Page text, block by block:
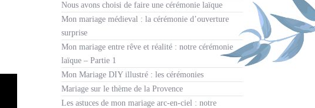
Nous avons choisi de faire une cérémonie laïque
Mon mariage médieval : la cérémonie d’ouverture
surprise
Mon mariage entre rêve et réalité : notre cérémonie
laïque – Partie 1
Mon Mariage DIY illustré : les cérémonies
Mariage sur le thème de la Provence
Les astuces de mon mariage arc-en-ciel : notre